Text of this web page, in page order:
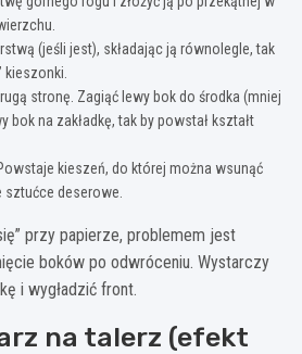
(jeśli jest), składając ją równolegle, tak
kieszonki.
stronę. Zagiąć lewy bok do środka (mniej
bok na zakładkę, tak by powstał kształt
kieszeń, do której można wsunąć
deserowe.
przy papierze, problemem jest
boków po odwróceniu. Wystarczy
i wygładzić front.
na talerz (efekt